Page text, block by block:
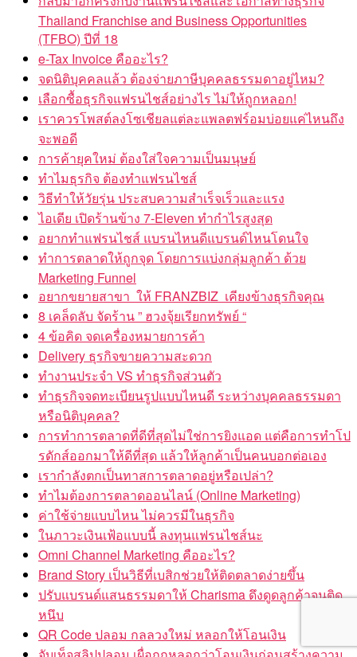
Thailand Franchise and Business Opportunities
(TFBO) ปีที่ 18
e-Tax Invoice คืออะไร?
จดนิติบุคคลแล้ว ต้องจ่ายภาษีบุคคลธรรมดาอยู่ไหม?
เลือกซื้อธุรกิจแฟรนไชส์อย่างไร ไม่ให้ถูกหลอก!
เราควรโพสต์ลงโซเชียลแต่ละแพลตฟร์อมบ่อยแค่ไหนถึง
จะพอดี
การค้ายุคใหม่ ต้องใส่ใจความเป็นมนุษย์
ทำไมธุรกิจ ต้องทำแฟรนไชส์
วิธีทำให้วัยรุ่น ประสบความสำเร็จเร็วและแรง
ไอเดีย เปิดร้านข้าง 7-Eleven ทำกำไรสูงสุด
อยากทำแฟรนไชส์ แบรนไหนดีแบรนด์ไหนโดนใจ
ทำการตลาดให้ถูกจุด โดยการแบ่งกลุ่มลูกค้า ด้วย
Marketing Funnel
อยากขยายสาขา ให้ FRANZBIZ เคียงข้างธุรกิจคุณ
8 เคล็ดลับ จัดร้าน ” ฮวงจุ้ยเรียกทรัพย์ “
4 ข้อคิด จดเครื่องหมายการค้า
Delivery ธุรกิจขายความสะดวก
ทำงานประจำ VS ทำธุรกิจส่วนตัว
ทำธุรกิจจดทะเบียนรูปแบบไหนดี ระหว่างบุคคลธรรมดา
หรือนิติบุคคล?
การทำการตลาดที่ดีที่สุดไม่ใช่การยิงแอด แต่คือการทำโป
รดักส์ออกมาให้ดีที่สุด แล้วให้ลูกค้าเป็นคนบอกต่อเอง
เรากำลังตกเป็นทาสการตลาดอยู่หรือเปล่า?
ทำไมต้องการตลาดออนไลน์ (Online Marketing)
ค่าใช้จ่ายแบบไหน ไม่ควรมีในธุรกิจ
ในภาวะเงินเฟ้อแบบนี้ ลงทุนแฟรนไชส์นะ
Omni Channel Marketing คืออะไร?
Brand Story เป็นวิธีที่เบสิกช่วยให้ติดตลาดง่ายขึ้น
ปรับแบรนด์แสนธรรมดาให้ Charisma ดึงดูดลูกค้าจนติด
หนึบ
QR Code ปลอม กลลวงใหม่ หลอกให้โอนเงิน